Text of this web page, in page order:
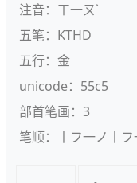
注音：ㄒ一ㄡˋ
五笔：KTHD
五行：金
unicode：55c5
部首笔画：3
笔顺：丨フ一ノ丨フ